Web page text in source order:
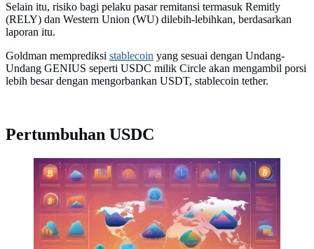
Selain itu, risiko bagi pelaku pasar remitansi termasuk Remitly
(RELY) dan Western Union (WU) dilebih-lebihkan, berdasarkan
laporan itu.
Goldman memprediksi stablecoin yang sesuai dengan Undang-
Undang GENIUS seperti USDC milik Circle akan mengambil porsi
lebih besar dengan mengorbankan USDT, stablecoin tether.
Pertumbuhan USDC
Ilustrasi harga kripto (Foto By AI)